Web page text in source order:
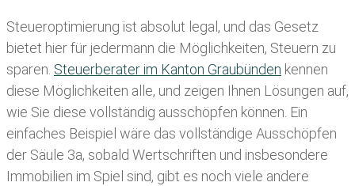
Steueroptimierung ist absolut legal, und das Gesetz
bietet hier für jedermann die Möglichkeiten, Steuern zu
sparen. Steuerberater im K anton Graubünden kennen
diese Möglichkeiten alle, und zeigen Ihnen Lösungen auf,
wie Sie diese vollständig ausschöpfen können. Ein
einfaches Beispiel wäre das vollständige Ausschöpfen
der Säule 3a, sobald Wertschriften und insbesondere
Immobilien im Spiel sind, gibt es noch viele andere